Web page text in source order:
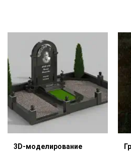
3D-моделирование